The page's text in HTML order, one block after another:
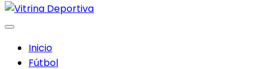
Inicio
Fútbol